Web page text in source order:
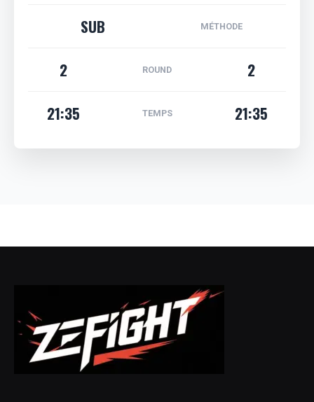
SUB
MÉTHODE
2 ROUND
2
21:35
TEMPS 21:35